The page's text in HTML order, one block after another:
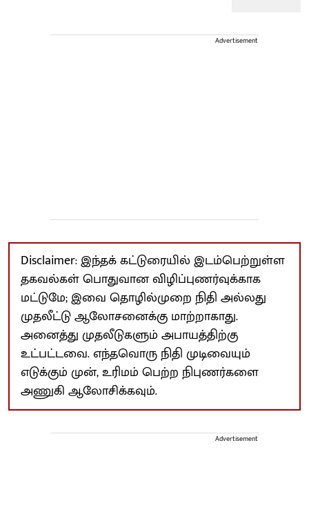
Advertisement
Disclaimer: இந்தக் கட்டுரையில் இடம்பெற்றுள்ள
தகவல்கள் பொதுவான விழிப்புணர்வுக்காக
மட்டுமே; இவை தொழில்முறை நிதி அல்லது
முதலீட்டு ஆலோசனைக்கு மாற்றாகாது.
அனைத்து முதலீடுகளும் அபாயத்திற்கு
உட்பட்டவை. எந்தவொரு நிதி முடிவையும்
எடுக்கும் முன், உரிமம் பெற்ற நிபுணர்களை
அணுகி ஆலோசிக்கவும்.
Advertisement